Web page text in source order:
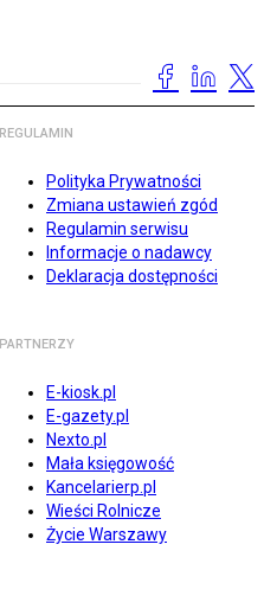
REGULAMIN
Polityka Prywatności
Zmiana ustawień zgód
Regulamin serwisu
Informacje o nadawcy
Deklaracja dostępności
PARTNERZY
E-kiosk.pl
E-gazety.pl
Nexto.pl
Mała księgowość
Kancelarierp.pl
Wieści Rolnicze
Życie Warszawy